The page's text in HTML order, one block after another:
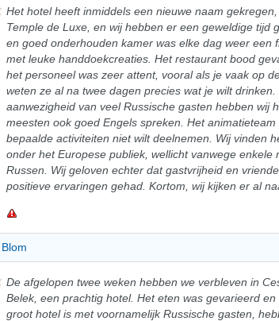
Het hotel heeft inmiddels een nieuwe naam
Temple de Luxe, en wij hebben er een geweldige tijd
en goed onderhouden kamer was elke dag weer een
met leuke handdoekcreaties. Het restaurant bood
het personeel was zeer attent, vooral als je vaak op
weten ze al na twee dagen precies wat je wilt
aanwezigheid van veel Russische gasten hebben wij
meesten ook goed Engels spreken. Het
bepaalde activiteiten niet wilt deelnemen. Wij vinden
onder het Europese publiek, wellicht vanwege
Russen. Wij geloven echter dat gastvrijheid en
positieve ervaringen gehad. Kortom, wij kijken er al
Blom
De afgelopen twee weken hebben we verbleven in
Belek, een prachtig hotel. Het eten was gevarieerd
groot hotel is met voornamelijk Russische gasten,